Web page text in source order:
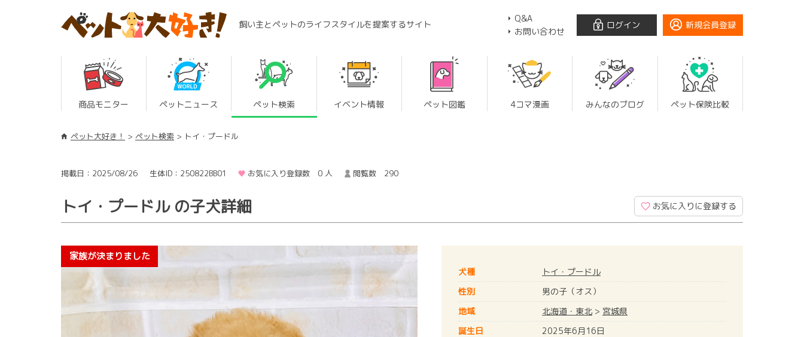
飼い主とペットのライフスタイルを提案するサイト
Q&A
お問い合わせ
ログイン 新規会員登録
商品モニター ペットニュース ペット検索 イベント情報 ペット図鑑 4コマ漫画 みんなのブログ ペット保険比較
ペット大好き！ ペット検索 トイ・プードル
掲載日：2025/08/26 生体ID：250822BB01 お気に入り登録数 0 人 閲覧数 290
トイ・プードル の子犬詳細 お気に入りに登録する
犬種
トイ・プードル
性別
男の子（オス）
地域
北海道・東北 > 宮城県
誕生日
2025年6月16日